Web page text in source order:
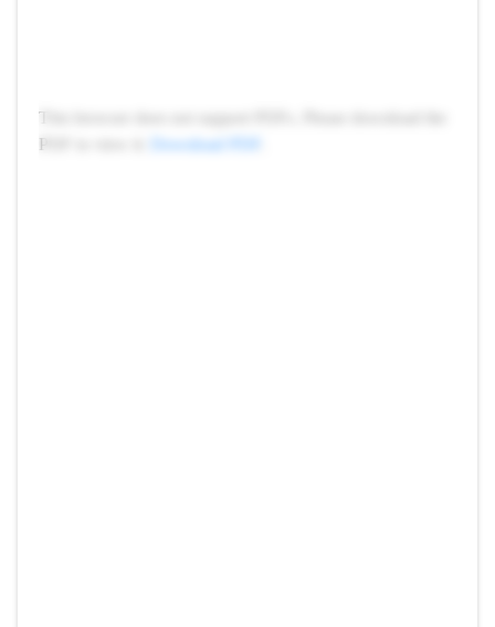
This browser does not support PDFs. Please download the
PDF to view it:
Download PDF